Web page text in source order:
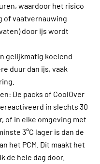
waardoor het risico
of vaatvernauwing
door ijs wordt
gelijkmatig koelend
duur dan ijs, vaak
De packs of CoolOver
in slechts 30
of in elke omgeving met
3°C lager is dan de
het PCM. Dit maakt het
de hele dag door.